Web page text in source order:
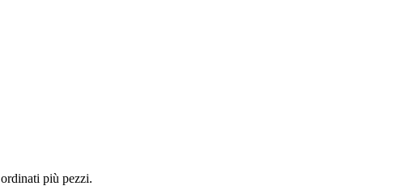
più pezzi.